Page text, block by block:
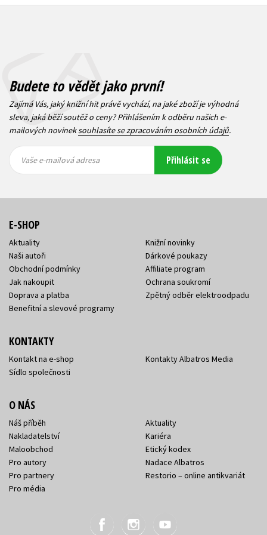
Budete to vědět jako první!
Zajímá Vás, jaký knižní hit právě vychází, na jaké zboží je výhodná
sleva, jaká běží soutěž o ceny? Přihlášením k odběru našich e-
mailových novineksouhlasíte se zpracováním osobních údajů.
mailová
mailová
Vaše e-mailová adresa Přihlásit se
E-SHOP
Aktuality
Naši autoři
Obchodní podmínky
Jak nakoupit
Doprava a platba
Benefitní a slevové programy
Knižní novinky
Dárkové poukazy
Affiliate program
Ochrana soukromí
Zpětný odběr elektroodpadu
KONTAKTY
Kontakt na e-shop
Sídlo společnosti
Kontakty Albatros Media
O NÁS
Náš příběh
Nakladatelství
Maloobchod
Pro autory
Pro partnery
Pro média
Aktuality
Kariéra
Etický kodex
Nadace Albatros
Restorio – online antikvariát